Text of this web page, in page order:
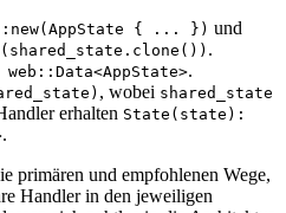
{ ... }) und
.
.
, wobei shared_state
erhalten State(state):
.
primären und empfohlenen Wege,
Handler in den jeweiligen